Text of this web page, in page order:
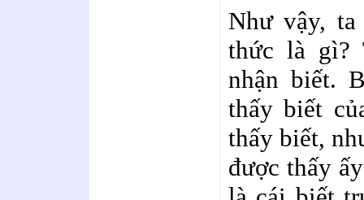
Như vậy,
thức là gì?
nhận biết.
thấy biết
thấy biết,
được thấy